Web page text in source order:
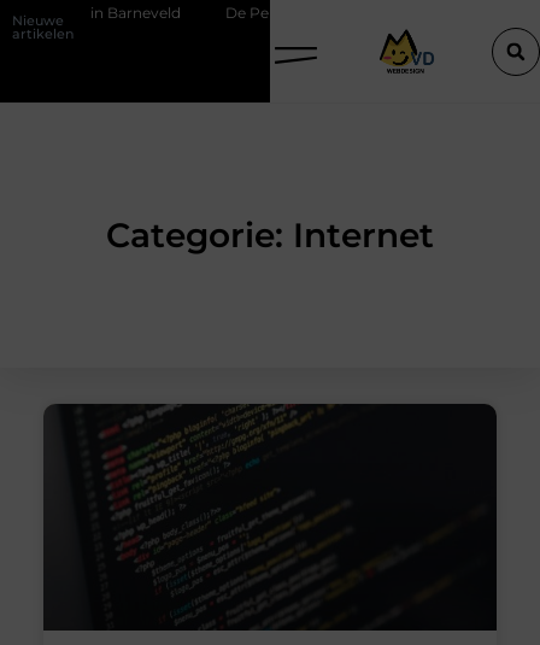
Nieuwe
artikelen
in Barneveld De Perfecte Gids voor Vloerbedekking in
Categorie: Internet